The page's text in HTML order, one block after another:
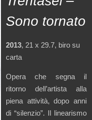
Sono tornato
2013, 21 x 29.7, biro su
carta
Opera che segna il
ritorno dell’artista alla
piena attività, dopo anni
di “silenzio”. Il linearismo